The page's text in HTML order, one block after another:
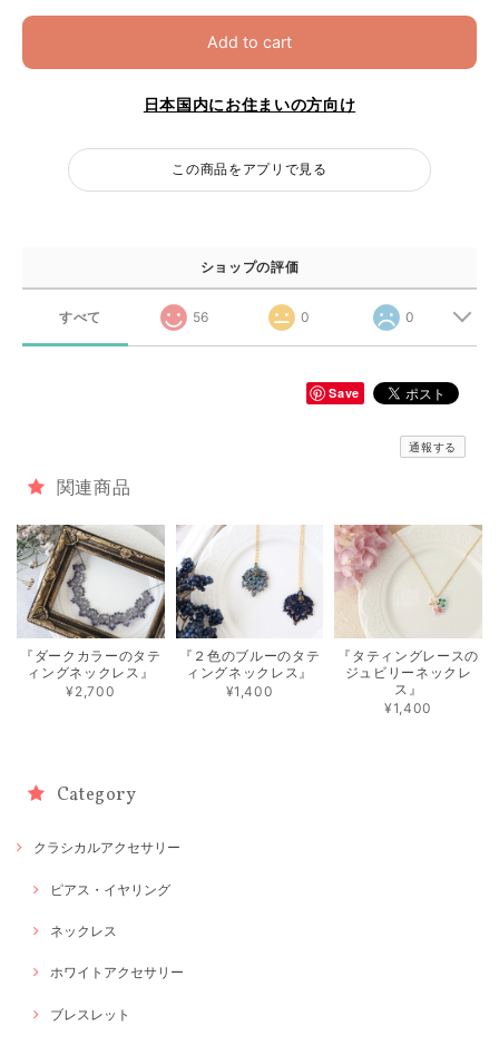
Add to cart
日本国内にお住まいの方向け
この商品をアプリで見る
ショップの評価
すべて 56 0 0
Save
通報する
関連商品
『ダークカラーのタテ
ィングネックレス』
¥2,700
『２色のブルーのタテ
ィングネックレス』
¥1,400
『タティングレースの
ジュビリーネックレ
ス』
¥1,400
Category
クラシカルアクセサリー
ピアス・イヤリング
ネックレス
ホワイトアクセサリー
ブレスレット